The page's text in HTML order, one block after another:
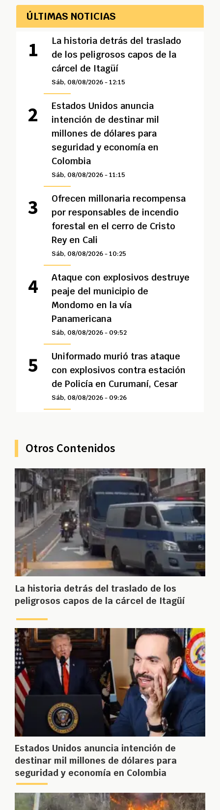
ÚLTIMAS NOTICIAS
La historia detrás del traslado
de los peligrosos capos de la
cárcel de Itagüí
Sáb, 08/08/2026 - 12:15
Estados Unidos anuncia
intención de destinar mil
millones de dólares para
seguridad y economía en
Colombia
Sáb, 08/08/2026 - 11:15
Ofrecen millonaria recompensa
por responsables de incendio
forestal en el cerro de Cristo
Rey en Cali
Sáb, 08/08/2026 - 10:25
Ataque con explosivos destruye
peaje del municipio de
Mondomo en la vía
Panamericana
Sáb, 08/08/2026 - 09:52
Uniformado murió tras ataque
con explosivos contra estación
de Policía en Curumaní, Cesar
Sáb, 08/08/2026 - 09:26
Otros Contenidos
La historia detrás del traslado de los
peligrosos capos de la cárcel de Itagüí
Estados Unidos anuncia intención de
destinar mil millones de dólares para
seguridad y economía en Colombia